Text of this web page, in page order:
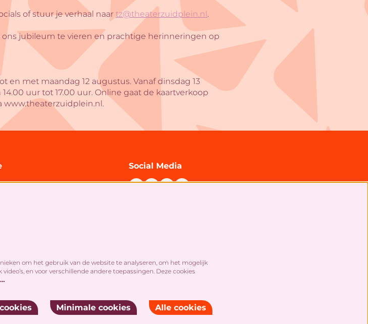
of stuur je verhaal naar tz@theaterzuidplein.nl.
jubileum te vieren en prachtige herinneringen op
en met maandag 12 augustus. Vanaf dinsdag 13
uur tot 17.00 uur. Online gaat de kaartverkoop
www.theaterzuidplein.nl.
Social Media
om het gebruik van de website te analyseren, om het mogelijk
en voor verschillende andere toepassingen. Deze cookies
Minimale cookies Alle cookies